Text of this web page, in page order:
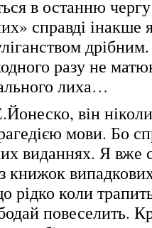
в останню
справді інакше
разу не
лиха…
він
мови. Бо
виданнях. Я вже
книжок
рідко коли
повеселить.